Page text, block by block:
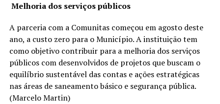
Melhoria dos serviços públicos
A parceria com a Comunitas começou em agosto deste
ano, a custo zero para o Município. A instituição tem
como objetivo contribuir para a melhoria dos serviços
públicos com desenvolvidos de projetos que buscam o
equilíbrio sustentável das contas e ações estratégicas
nas áreas de saneamento básico e segurança pública.
(Marcelo Martin)